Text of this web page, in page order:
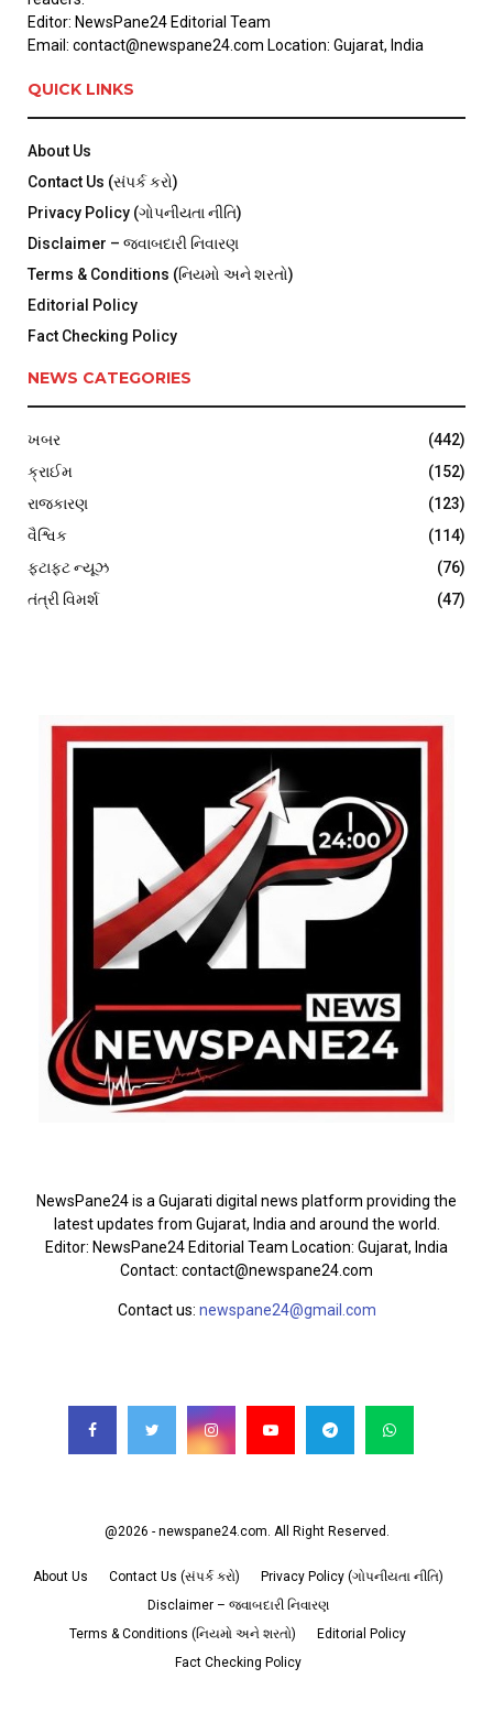
Editor: NewsPane24 Editorial Team
Email: contact@newspane24.com Location: Gujarat, India
QUICK LINKS
About Us
Contact Us (સંપર્ક કરો)
Privacy Policy (ગોપનીયતા નીતિ)
Disclaimer – જવાબદારી નિવારણ
Terms & Conditions (નિયમો અને શરતો)
Editorial Policy
Fact Checking Policy
NEWS CATEGORIES
ખબર
(442)
ક્રાઈમ
(152)
રાજકારણ
(123)
વૈશ્વિક
(114)
ફટાફટ ન્યૂઝ
(76)
તંત્રી વિમર્શ
(47)
NewsPane24 is a Gujarati digital news platform providing the
latest updates from Gujarat, India and around the world.
Editor: NewsPane24 Editorial Team Location: Gujarat, India
Contact: contact@newspane24.com
Contact us: newspane24@gmail.com
@2026 - newspane24.com. All Right Reserved.
About Us Contact Us (સંપર્ક કરો)
Privacy Policy (ગોપનીયતા નીતિ)
Disclaimer – જવાબદારી નિવારણ
Terms & Conditions (નિયમો અને શરતો)
Editorial Policy
Fact Checking Policy